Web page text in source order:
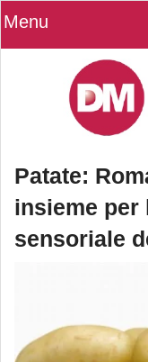
Menu
Patate:
insieme per
sensoriale